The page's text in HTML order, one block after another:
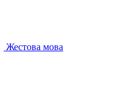
Жестова мова